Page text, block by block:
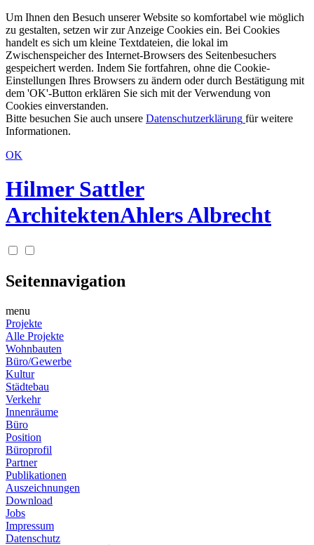
Um Ihnen den Besuch unserer Website so komfortabel wie möglich
zu gestalten, setzen wir zur Anzeige Cookies ein. Bei Cookies
handelt es sich um kleine Textdateien, die lokal im
Zwischenspeicher des Internet-Browsers des Seitenbesuchers
gespeichert werden. Indem Sie fortfahren, ohne die Cookie-
Einstellungen Ihres Browsers zu ändern oder durch Bestätigung mit
dem 'OK'-Button erklären Sie sich mit der Verwendung von
Cookies einverstanden.
Bitte besuchen Sie auch unsere Datenschutzerklärung für weitere
Informationen.
OK
Hilmer Sattler
ArchitektenAhlers Albrecht
Seitennavigation
menu
Projekte
Alle Projekte
Wohnbauten
Büro/Gewerbe
Kultur
Städtebau
Verkehr
Innenräume
Büro
Position
Büroprofil
Partner
Publikationen
Auszeichnungen
Download
Jobs
Impressum
Datenschutz